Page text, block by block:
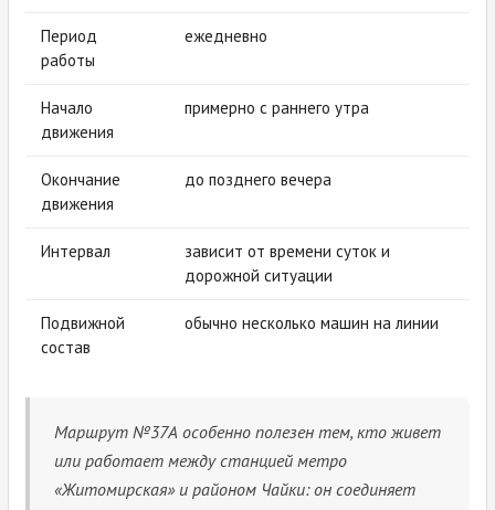
Период
работы
ежедневно
Начало
движения
примерно с раннего утра
Окончание
движения
до позднего вечера
Интервал
зависит от времени суток и
дорожной ситуации
Подвижной
состав
обычно несколько машин на линии
Маршрут №37А особенно полезен тем, кто живет
или работает между станцией метро
«Житомирская» и районом Чайки: он соединяет